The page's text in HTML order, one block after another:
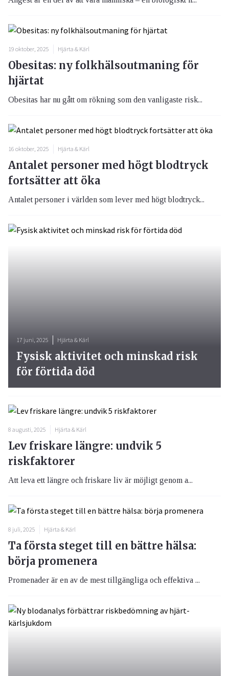
19 oktober, 2025 Hjärta & Kärl
Obesitas: ny folkhälsoutmaning för
hjärtat
Obesitas har nu gått om rökning som den vanligaste risk...
16 oktober, 2025 Hjärta & Kärl
Antalet personer med högt blodtryck
fortsätter att öka
Antalet personer i världen som lever med högt blodtryck...
8 augusti, 2025 Hjärta & Kärl
Lev friskare längre: undvik 5
riskfaktorer
Att leva ett längre och friskare liv är möjligt genom a...
8 juli, 2025 Hjärta & Kärl
Ta första steget till en bättre hälsa:
börja promenera
Promenader är en av de mest tillgängliga och effektiva ...
17 juni, 2025 Hjärta & Kärl
Fysisk aktivitet och minskad risk
för förtida död